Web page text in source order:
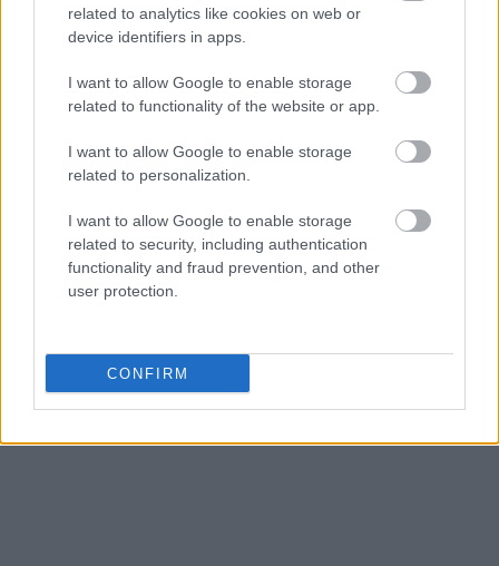
related to analytics like cookies on web or
device identifiers in apps.
I want to allow Google to enable storage
related to functionality of the website or app.
I want to allow Google to enable storage
related to personalization.
I want to allow Google to enable storage
related to security, including authentication
functionality and fraud prevention, and other
user protection.
CONFIRM